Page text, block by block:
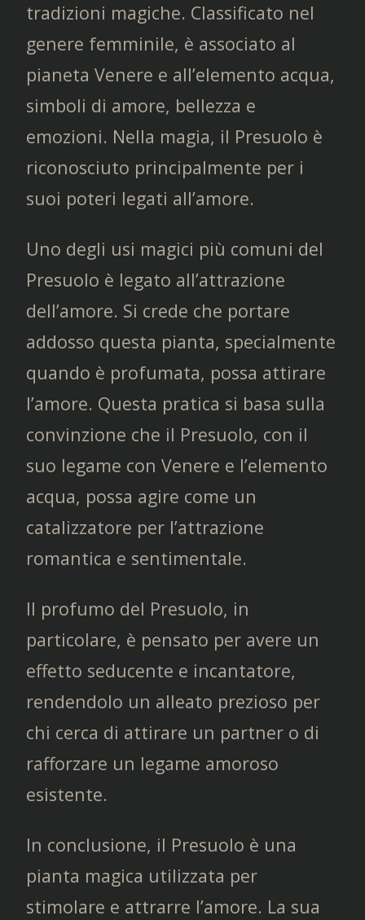
tradizioni magiche. Classificato nel
genere femminile, è associato al
pianeta Venere e all’elemento acqua,
simboli di amore, bellezza e
emozioni. Nella magia, il Presuolo è
riconosciuto principalmente per i
suoi poteri legati all’amore.
Uno degli usi magici più comuni del
Presuolo è legato all’attrazione
dell’amore. Si crede che portare
addosso questa pianta, specialmente
quando è profumata, possa attirare
l’amore. Questa pratica si basa sulla
convinzione che il Presuolo, con il
suo legame con Venere e l’elemento
acqua, possa agire come un
catalizzatore per l’attrazione
romantica e sentimentale.
Il profumo del Presuolo, in
particolare, è pensato per avere un
effetto seducente e incantatore,
rendendolo un alleato prezioso per
chi cerca di attirare un partner o di
rafforzare un legame amoroso
esistente.
In conclusione, il Presuolo è una
pianta magica utilizzata per
stimolare e attrarre l’amore. La sua